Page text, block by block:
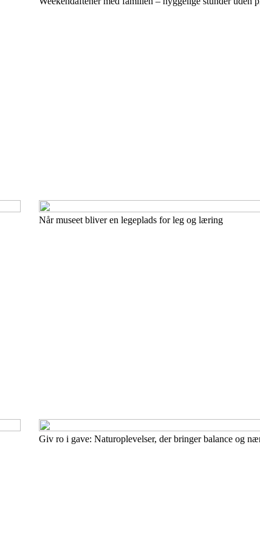
Når museet bliver en legeplads for leg og læring
Giv ro i gave: Naturoplevelser, der bringer balance og